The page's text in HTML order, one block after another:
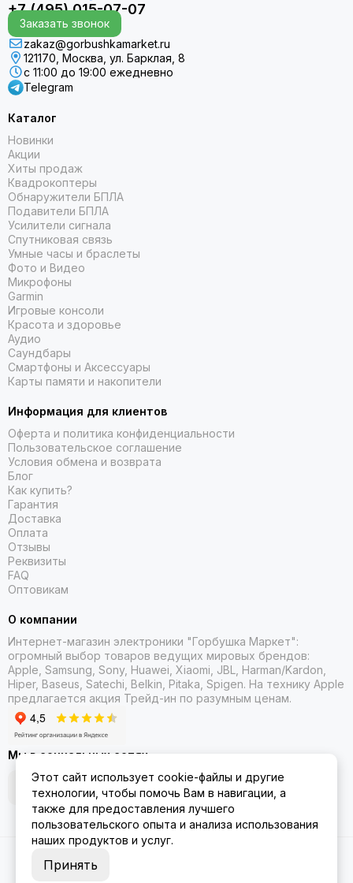
+7 (495) 015-07-07
Заказать звонок
zakaz@gorbushkamarket.ru
121170, Москва, ул. Барклая, 8
с 11:00 до 19:00 ежедневно
Telegram
Каталог
Новинки
Акции
Хиты продаж
Квадрокоптеры
Обнаружители БПЛА
Подавители БПЛА
Усилители сигнала
Спутниковая связь
Умные часы и браслеты
Фото и Видео
Микрофоны
Garmin
Игровые консоли
Красота и здоровье
Аудио
Саундбары
Смартфоны и Аксессуары
Карты памяти и накопители
Информация для клиентов
Оферта и политика конфиденциальности
Пользовательское соглашение
Условия обмена и возврата
Блог
Как купить?
Гарантия
Доставка
Оплата
Отзывы
Реквизиты
FAQ
Оптовикам
О компании
Интернет-магазин электроники "Горбушка Маркет":
огромный выбор товаров ведущих мировых брендов:
Apple, Samsung, Sony, Huawei, Xiaomi, JBL, Harman/Kardon,
Hiper, Baseus, Satechi, Belkin, Pitaka, Spigen. На технику Apple
предлагается акция Трейд-ин по разумным ценам.
Мы в социальных сетях
2026 © Gorbushka Market.
Этот сайт использует cookie-файлы и другие
технологии, чтобы помочь Вам в навигации, а
также для предоставления лучшего
пользовательского опыта и анализа использования
наших продуктов и услуг.
Принять